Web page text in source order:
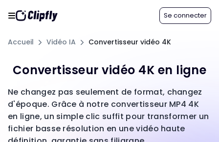
Se connecter
Accueil Vidéo IA Convertisseur vidéo 4K
Convertisseur vidéo 4K en ligne
Ne changez pas seulement de format, changez
d'époque. Grâce à notre convertisseur MP4 4K
en ligne, un simple clic suffit pour transformer un
fichier basse résolution en une vidéo haute